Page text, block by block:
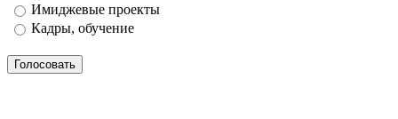
Имиджевые проекты
Кадры, обучение